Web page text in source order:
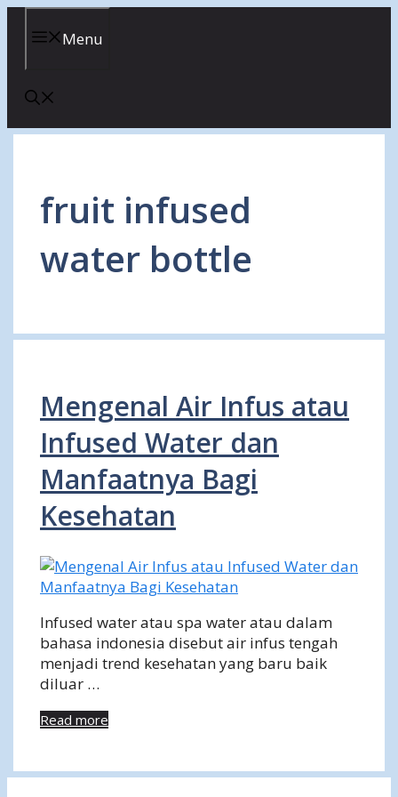
Menu
fruit infused
water bottle
Mengenal Air Infus atau
Infused Water dan
Manfaatnya Bagi
Kesehatan
Infused water atau spa water atau dalam
bahasa indonesia disebut air infus tengah
menjadi trend kesehatan yang baru baik
diluar …
Read more